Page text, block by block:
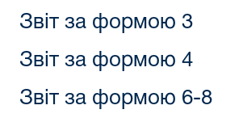
Звіт за формою 3
Звіт за формою 4
Звіт за формою 6-8